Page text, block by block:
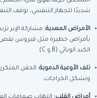
شديدًا للجهاز التنفسي، توقف
الأمراض المعدية: مشاركة الإبر
بأمراض خطيرة مثل فيروس نقص
الكبد الوبائي (B و C).
تلف الأوعية الدموية: الحقن المتكرر
وتشكل الخراجات.